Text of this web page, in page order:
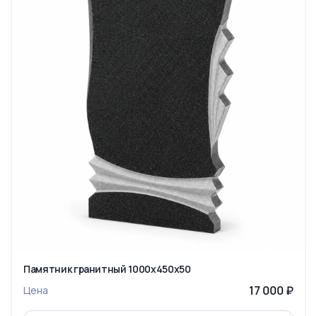
Памятник гранитный 1000x450x50
Цена
17 000 ₽